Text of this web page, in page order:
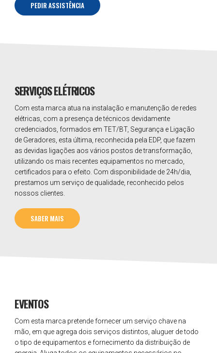
PEDIR ASSISTÊNCIA
SERVIÇOS ELÉTRICOS
Com esta marca atua na instalação e manutenção de redes
elétricas, com a presença de técnicos devidamente
credenciados, formados em TET/BT, Segurança e Ligação
de Geradores, esta última, reconhecida pela EDP, que fazem
as devidas ligações aos vários postos de transformação,
utilizando os mais recentes equipamentos no mercado,
certificados para o efeito. Com disponibilidade de 24h/dia,
prestamos um serviço de qualidade, reconhecido pelos
nossos clientes.
SABER MAIS
EVENTOS
Com esta marca pretende fornecer um serviço chave na
mão, em que agrega dois serviços distintos, aluguer de todo
o tipo de equipamentos e fornecimento da distribuição de